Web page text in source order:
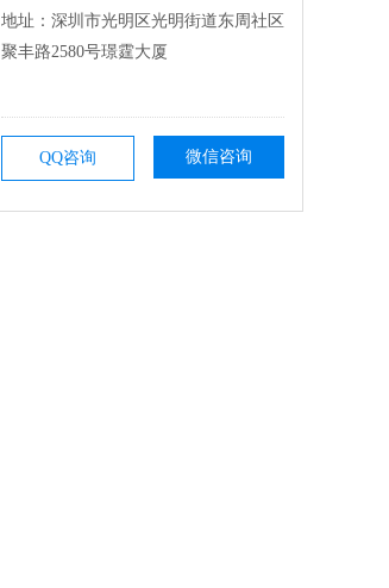
地址：深圳市光明区光明街道东周社区
聚丰路2580号璟霆大厦
QQ咨询 微信咨询